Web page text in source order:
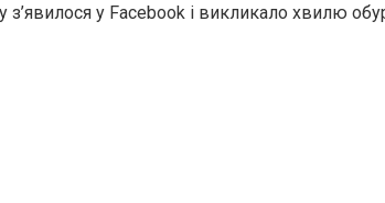
з’явилося у Facebook і викликало хвилю